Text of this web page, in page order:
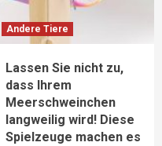
Andere Tiere
Lassen Sie nicht zu,
dass Ihrem
Meerschweinchen
langweilig wird! Diese
Spielzeuge machen es